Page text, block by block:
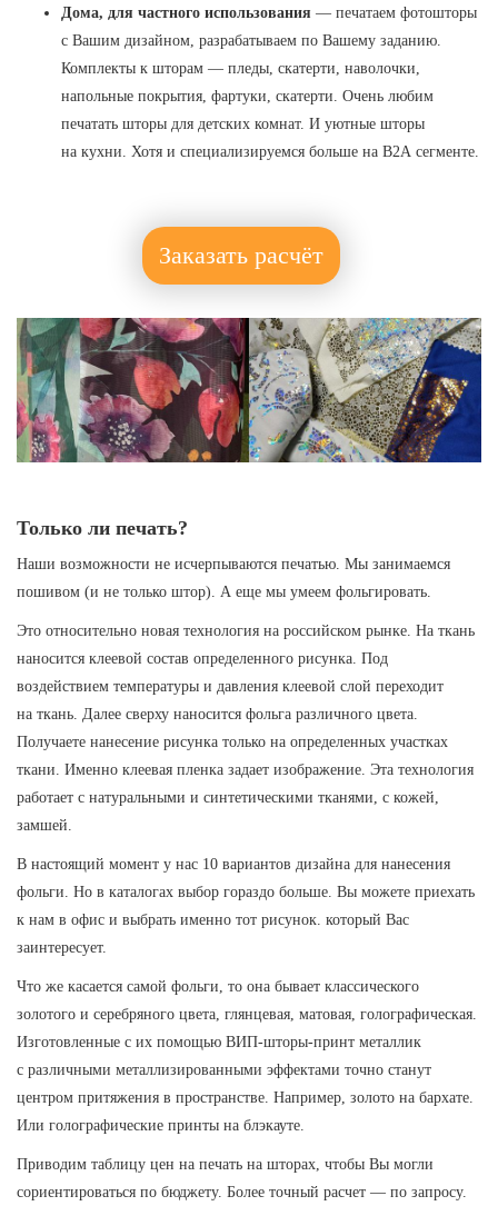
Дома, для частного использования — печатаем фотошторы
с Вашим дизайном, разрабатываем по Вашему заданию.
Комплекты к шторам — пледы, скатерти, наволочки,
напольные покрытия, фартуки, скатерти. Очень любим
печатать шторы для детских комнат. И уютные шторы
на кухни. Хотя и специализируемся больше на В2А сегменте.
Заказать расчёт
Только ли печать?
Наши возможности не исчерпываются печатью. Мы занимаемся
пошивом (и не только штор). А еще мы умеем фольгировать.
Это относительно новая технология на российском рынке. На ткань
наносится клеевой состав определенного рисунка. Под
воздействием температуры и давления клеевой слой переходит
на ткань. Далее сверху наносится фольга различного цвета.
Получаете нанесение рисунка только на определенных участках
ткани. Именно клеевая пленка задает изображение. Эта технология
работает с натуральными и синтетическими тканями, с кожей,
замшей.
В настоящий момент у нас 10 вариантов дизайна для нанесения
фольги. Но в каталогах выбор гораздо больше. Вы можете приехать
к нам в офис и выбрать именно тот рисунок. который Вас
заинтересует.
Что же касается самой фольги, то она бывает классического
золотого и серебряного цвета, глянцевая, матовая, голографическая.
Изготовленные с их помощью ВИП-шторы-принт металлик
с различными металлизированными эффектами точно станут
центром притяжения в пространстве. Например, золото на бархате.
Или голографические принты на блэкауте.
Приводим таблицу цен на печать на шторах, чтобы Вы могли
сориентироваться по бюджету. Более точный расчет — по запросу.